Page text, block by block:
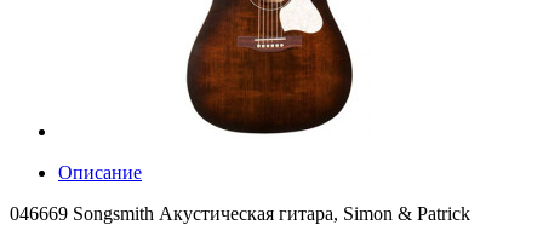
Описание
046669 Songsmith Акустическая гитара, Simon & Patrick